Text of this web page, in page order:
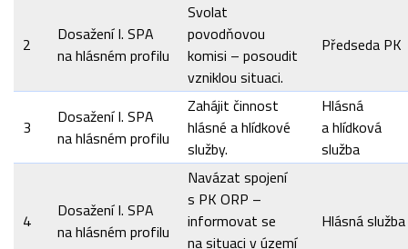
2
Dosažení I. SPA
na hlásném profilu
Svolat
povodňovou
komisi – posoudit
vzniklou situaci.
Předseda PK
3
Dosažení I. SPA
na hlásném profilu
Zahájit činnost
hlásné a hlídkové
služby.
Hlásná
a hlídková
služba
4
Dosažení I. SPA
na hlásném profilu
Navázat spojení
s PK ORP –
informovat se
na situaci v území
Hlásná služba